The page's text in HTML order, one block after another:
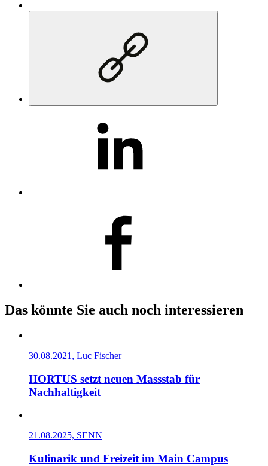
Das könnte Sie auch noch interessieren
30.08.2021, Luc Fischer
HORTUS setzt neuen Massstab für
Nachhaltigkeit
21.08.2025, SENN
Kulinarik und Freizeit im Main Campus